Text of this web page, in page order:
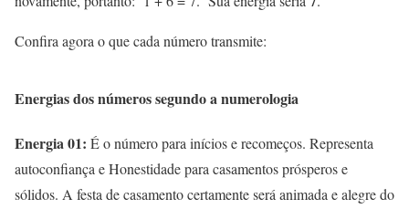
Confira agora o que cada número transmite:
Energias dos números segundo a numerologia
Energia 01: É o número para inícios e recomeços. Representa
autoconfiança e Honestidade para casamentos prósperos e
sólidos. A festa de casamento certamente será animada e alegre do